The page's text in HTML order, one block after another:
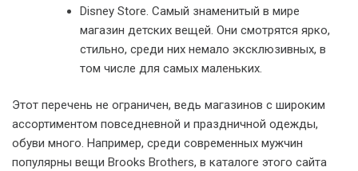
Disney Store. Самый знаменитый в мире
магазин детских вещей. Они смотрятся ярко,
стильно, среди них немало эксклюзивных, в
том числе для самых маленьких.
Этот перечень не ограничен, ведь магазинов с широким
ассортиментом повседневной и праздничной одежды,
обуви много. Например, среди современных мужчин
популярны вещи Brooks Brothers, в каталоге этого сайта